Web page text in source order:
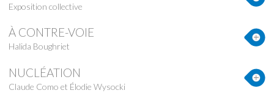
Exposition collective
À CONTRE-VOIE
Halida Boughriet
NUCLÉATION
Claude Como et Élodie Wysocki